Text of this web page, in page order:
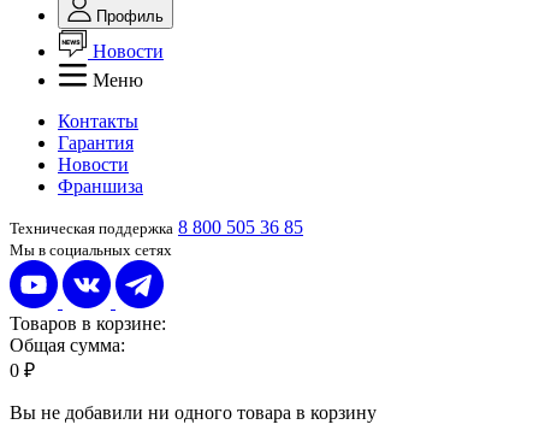
Профиль
Новости
Меню
Контакты
Гарантия
Новости
Франшиза
Техническая поддержка 8 800 505 36 85
Мы в социальных сетях
Товаров в корзине:
Общая сумма:
0 ₽
Вы не добавили ни одного товара в корзину